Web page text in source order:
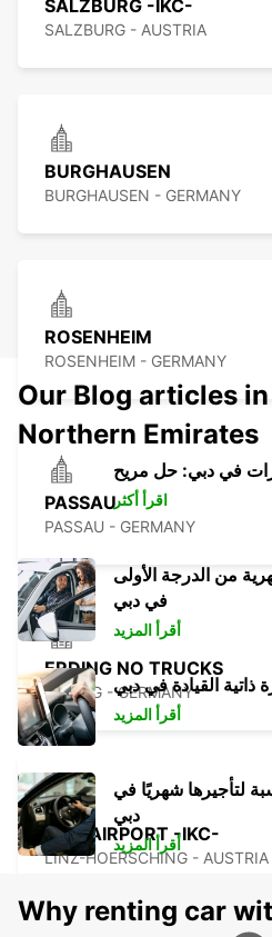
SALZBURG -IKC-
SALZBURG - AUSTRIA
BURGHAUSEN
BURGHAUSEN - GERMANY
ROSENHEIM
ROSENHEIM - GERMANY
PASSAU
PASSAU - GERMANY
ERDING NO TRUCKS
ERDING - GERMANY
LINZ AIRPORT -IKC-
LINZ-HOERSCHING - AUSTRIA
Our Blog articles
Northern Emirates
في دبي: حل مريح
اقرأ أكثر
من الدرجة الأولى
في دبي
أقرأ المزيد
ذاتية القيادة في دبي
أقرأ المزيد
لتأجيرها شهريًا في
دبي
أقرأ المزيد
Why renting car